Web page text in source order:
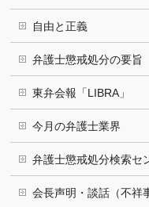
自由と正義
弁護士懲戒処分の要旨
東弁会報「LIBRA」
今月の弁護士業界
弁護士懲戒処分検索セ
会長声明・談話（不祥